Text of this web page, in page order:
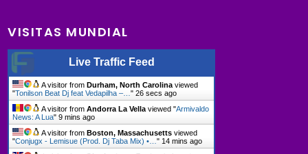
VISITAS MUNDIAL
Live Traffic Feed
A visitor fromDurham, North Carolina viewed
"Tonilson Beat Dj feat Vedapilha –…"27 secs ago
A visitor fromAndorra La Vella viewed "Armivaldo
News: A Lua"9 mins ago
A visitor fromBoston, Massachusetts viewed
"Conjugx - Lemisue (Prod. Dj Taba Mix) •…" 14 mins ago